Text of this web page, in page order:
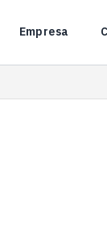
Empresa